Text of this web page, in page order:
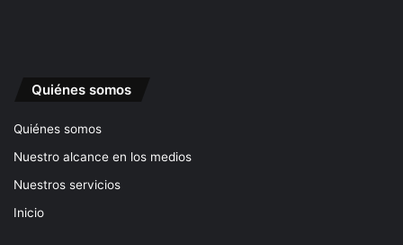
Quiénes somos
Quiénes somos
Nuestro alcance en los medios
Nuestros servicios
Inicio